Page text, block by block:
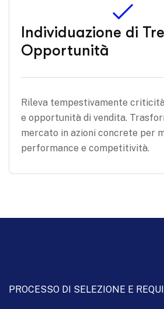
Individuazione di
Opportunità
Rileva tempestivamente
e opportunità di vendita.
mercato in azioni concrete per
performance e competitività.
PROCESSO DI SELEZIONE E